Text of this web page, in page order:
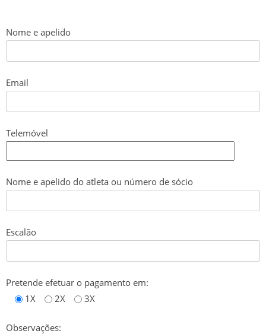
SUB 19 – JUNIORES
SUB 18 – JUNIORES
SUB 15 – INICIADOS
SUB 14 – INICIADOS
SUB 13 – INFANTIS
Nome e apelido
Email
Telemóvel
Nome e apelido do atleta ou número de sócio
Escalão
Pretende efetuar o pagamento em:
1X
2X 3X
Observações: